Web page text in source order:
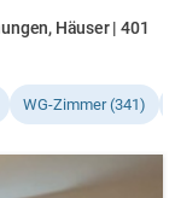
Häuser | 401
WG-Zimmer (341)